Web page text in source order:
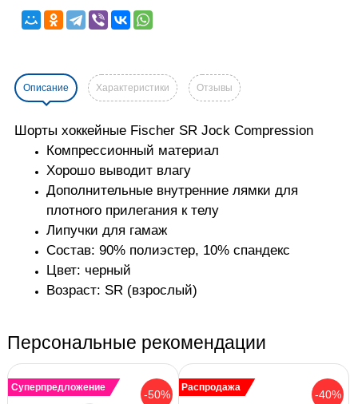
Описание Характеристики Отзывы
Шорты хоккейные Fischer SR Jock Compression
Компрессионный материал
Хорошо выводит влагу
Дополнительные внутренние лямки для
плотного прилегания к телу
Липучки для гамаж
Состав: 90% полиэстер, 10% спандекс
Цвет: черный
Возраст: SR (взрослый)
Персональные рекомендации
-50%
Суперпредложение
-40%
Распродажа